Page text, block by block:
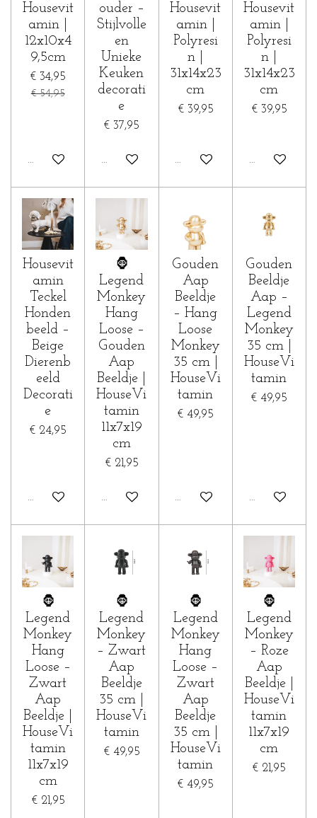
Housevit
amin |
12x10x4
9,5cm
€ 34,95
€ 54,95
In winkelwagen
ouder –
Stijlvolle
en
Unieke
Keuken
decorati
e
€ 37,95
In winkelwagen
Housevit
amin |
Polyresi
n |
31x14x23
cm
€ 39,95
In winkelwagen
Housevit
amin |
Polyresi
n |
31x14x23
cm
€ 39,95
In
Housevit
amin
Teckel
Honden
beeld –
Beige
Dierenb
eeld
Decorati
e
€ 24,95
In winkelwagen
🦍
Legend
Monkey
Hang
Loose –
Gouden
Aap
Beeldje |
HouseVi
tamin
11x7x19
cm
€ 21,95
In winkelwagen
Gouden
Aap
Beeldje
– Hang
Loose
Monkey
35 cm |
HouseVi
tamin
€ 49,95
In winkelwagen
Gouden
Beeldje
Aap –
Legend
Monkey
35 cm |
HouseVi
tamin
€ 49,95
In
🦍
Legend
Monkey
Hang
Loose –
Zwart
Aap
Beeldje |
HouseVi
tamin
11x7x19
cm
€ 21,95
🦍
Legend
Monkey
– Zwart
Aap
Beeldje
35 cm |
HouseVi
tamin
€ 49,95
🦍
Legend
Monkey
Hang
Loose –
Zwart
Aap
Beeldje
35 cm |
HouseVi
tamin
€ 49,95
🦍
Legend
Monkey
– Roze
Aap
Beeldje |
HouseVi
tamin
11x7x19
cm
€ 21,95